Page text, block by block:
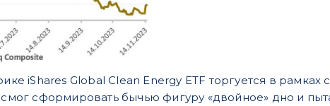
iShares Global Clean Energy ETF торгуется в рамках
сформировать бычью фигуру «двойное» дно и